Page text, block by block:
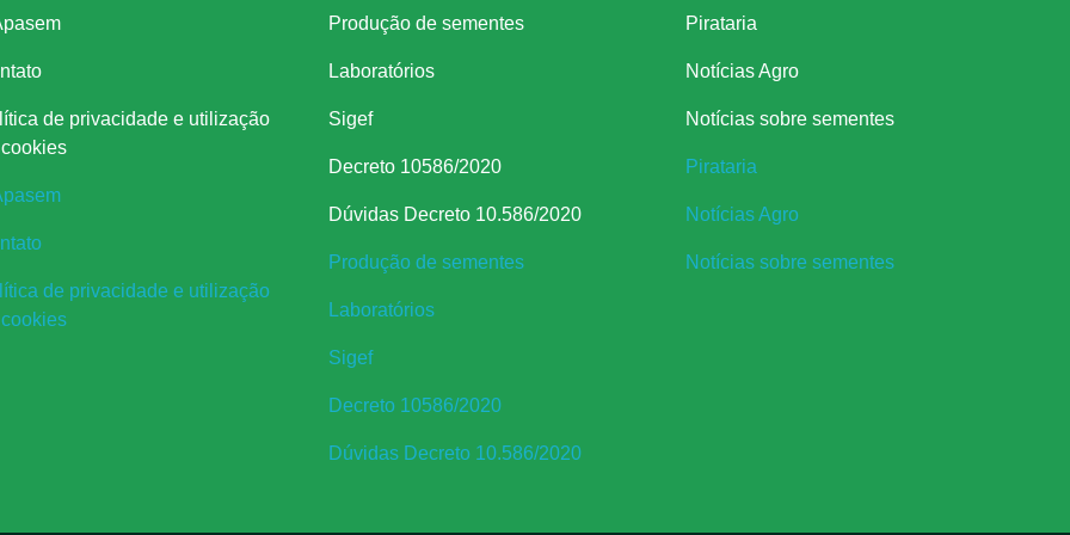
de privacidade e utilização
de privacidade e utilização
Produção de sementes
Laboratórios
Sigef
Decreto 10586/2020
Dúvidas Decreto 10.586/2020
Produção de sementes
Laboratórios
Sigef
Decreto 10586/2020
Dúvidas Decreto 10.586/2020
Pirataria
Notícias Agro
Notícias sobre sementes
Pirataria
Notícias Agro
Notícias sobre sementes